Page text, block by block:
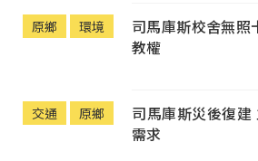
原鄉 環境
司馬庫斯校舍無照
教權
交通 原鄉
司馬庫斯災後復
需求